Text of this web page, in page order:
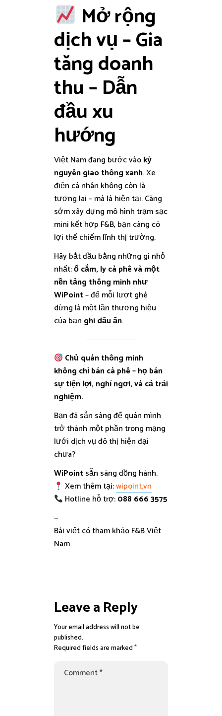
Mở rộng
dịch vụ – Gia
tăng doanh
thu – Dẫn
đầu xu
hướng
Việt Nam đang bước vàokỷ
nguyên giao thông xanh. Xe
điện cá nhân không còn là
tương lai – mà là hiện tại. Càng
sớm xây dựng mô hình trạm sạc
mini kết hợp F&B, bạn càng có
lợi thế chiếm lĩnh thị trường.
Hãy bắt đầu bằng những gì nhỏ
nhất:ổ cắm, ly cà phê và một
nền tảng thông minh như
WiPoint– để mỗi lượt ghé
dừng là một lần thương hiệu
của bạn ghi dấu ấn.
Chủ quán thông minh
không chỉ bán cà phê – họ bán
sự tiện lợi, nghỉ ngơi, và cả trải
nghiệm.
Bạn đã sẵn sàng để quán mình
trở thành một phần trong mạng
lưới dịch vụ đô thị hiện đại
chưa?
WiPointsẵn sàng đồng hành.
Xem thêm tại:wipoint.vn
Hotline hỗ trợ:088 666 3575
—
Bài viết có tham khảo F&B Việt
Nam
Leave a Reply
Your email address will not be
published.
Required fields are marked*